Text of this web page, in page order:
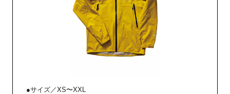
●サイズ／XS〜XXL